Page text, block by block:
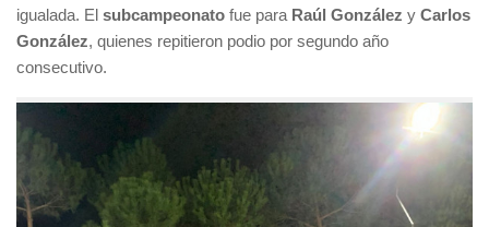
igualada. El subcampeonato fue para Raúl González y Carlos
González, quienes repitieron podio por segundo año
consecutivo.